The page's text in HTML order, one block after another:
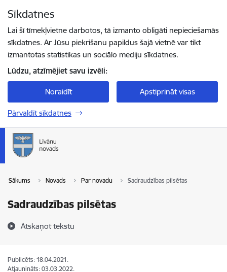
Sīkdatnes
Lai šī tīmekļvietne darbotos, tā izmanto obligāti nepieciešamās
sīkdatnes. Ar Jūsu piekrišanu papildus šajā vietnē var tikt
izmantotas statistikas un sociālo mediju sīkdatnes.
Lūdzu, atzīmējiet savu izvēli:
Noraidīt Apstiprināt visas
Pārvaldīt sīkdatnes
Sākums Novads Par novadu Sadraudzības pilsētas
Sadraudzības pilsētas
Atskaņot tekstu
Publicēts: 18.04.2021.
Atjaunināts: 03.03.2022.